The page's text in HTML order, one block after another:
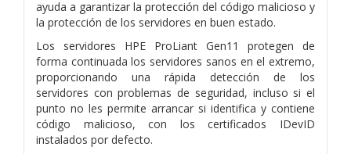
ayuda a garantizar la protección del código malicioso y
la protección de los servidores en buen estado.
Los servidores HPE ProLiant Gen11 protegen de
forma continuada los servidores sanos en el extremo,
proporcionando una rápida detección de los
servidores con problemas de seguridad, incluso si el
punto no les permite arrancar si identifica y contiene
código malicioso, con los certificados IDevID
instalados por defecto.